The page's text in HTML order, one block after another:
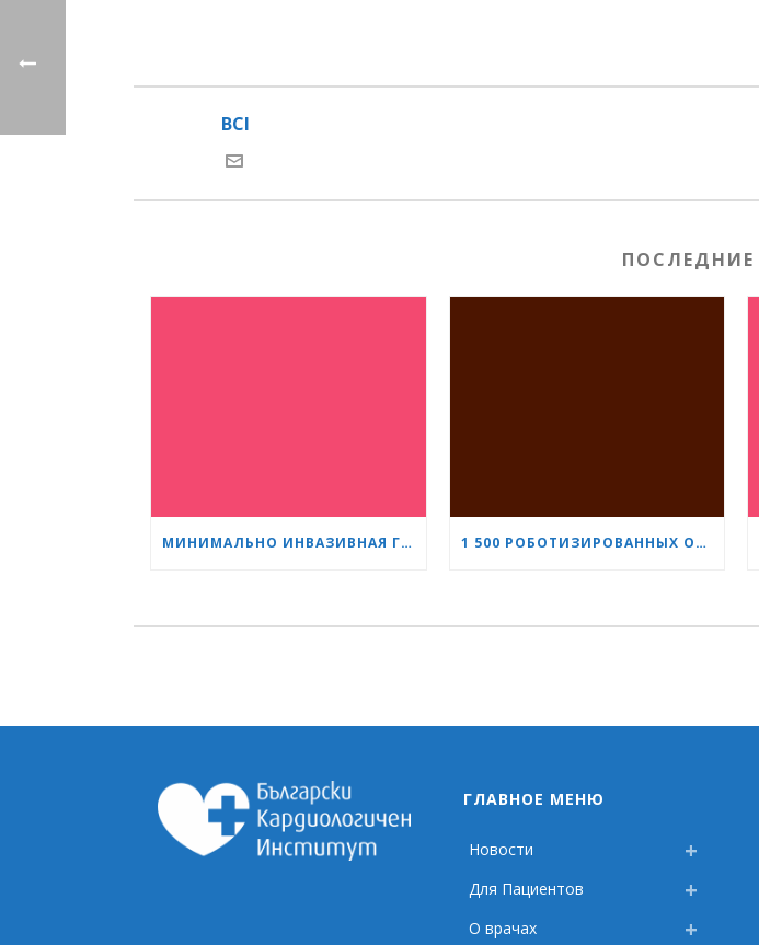
BCI
МИНИМАЛЬНО ИНВАЗИВНАЯ ГИНЕКОЛОГИЯ КАК СТАНДАРТ: НОВОЕ ПОКОЛЕНИЕ СПЕЦИАЛИСТОВ ПРОХОДИТ ОБУЧЕНИЕ В «СЕРДЦЕ И МОЗГ» 1 500 РОБОТИЗИРОВАННЫХ ОПЕРАЦИЙ С СИСТЕМОЙ DA VINCI: «СЕРДЦЕ И МОЗГ» УКРЕПЛЯЕТ СВОЁ ЛИДЕРСТВО В УРОЛОГИИ
ГЛАВНОЕ МЕНЮ
Новости
Для Пациентов
О врачах